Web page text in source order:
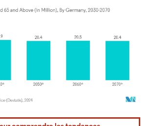
La réutilisation nécessite une attribution sous CC BY